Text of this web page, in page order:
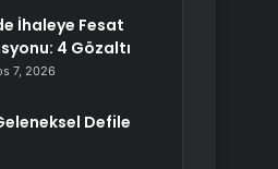
İhaleye Fesat
4 Gözaltı
7, 2026
Defile